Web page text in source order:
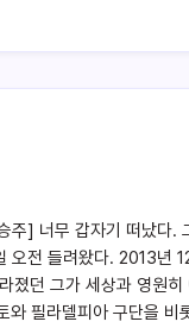
] 너무 갑자기 떠났다.
오전 들려왔다. 2013년
졌던 그가 세상과 영원히
와 필라델피아 구단을 비